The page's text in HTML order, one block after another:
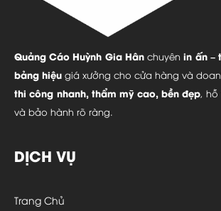
Quảng Cáo Huỳnh Gia Hânchuyênin ấn –
bảng hiệu giá xưởng cho cửa hàng và
thi công nhanh, thẩm mỹ cao, bền đẹp,
và bảo hành rõ ràng.
DỊCH VỤ
Trang Chủ